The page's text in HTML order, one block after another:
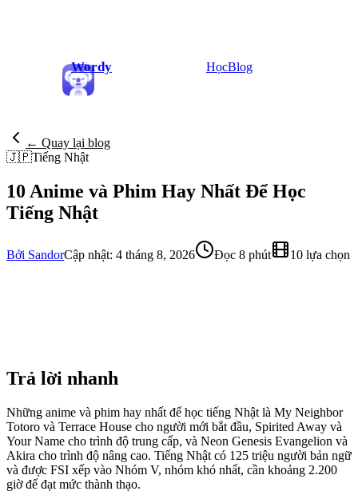
Wordy HọcBlog
← Quay lại blog
🇯🇵Tiếng Nhật
10 Anime và Phim Hay Nhất Để Học
Tiếng Nhật
Bởi SandorCập nhật: 4 tháng 8, 2026 Đọc 8 phút 10 lựa chọn
Trả lời nhanh
Những anime và phim hay nhất để học tiếng Nhật là My Neighbor
Totoro và Terrace House cho người mới bắt đầu, Spirited Away và
Your Name cho trình độ trung cấp, và Neon Genesis Evangelion và
Akira cho trình độ nâng cao. Tiếng Nhật có 125 triệu người bản ngữ
và được FSI xếp vào Nhóm V, nhóm khó nhất, cần khoảng 2.200
giờ để đạt mức thành thạo.